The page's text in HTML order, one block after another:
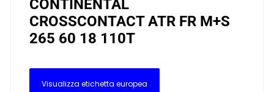
CONTINENTAL
CROSSCONTACT ATR FR M+S
265 60 18 110T
Visualizza etichetta europea